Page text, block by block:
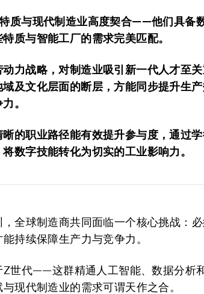
质与现代制造业高度契合——他们具备
质与智能工厂的需求完美匹配。
力战略，对制造业吸引新一代人才至
及文化层面的断层，方能同步提升生
。
晰的职业路径能有效提升参与度，通过
数字技能转化为切实的工业影响力。
，全球制造商共同面临一个核心挑战：
持续保障生产力与竞争力。
Z世代——这群精通人工智能、数据分析
现代制造业的需求可谓天作之合。